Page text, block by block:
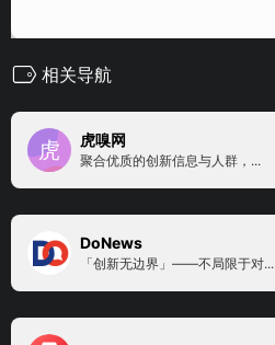
相关导航
虎嗅网
聚合优质的创新信息与人群，...
DoNews
「创新无边界」——不局限于对...